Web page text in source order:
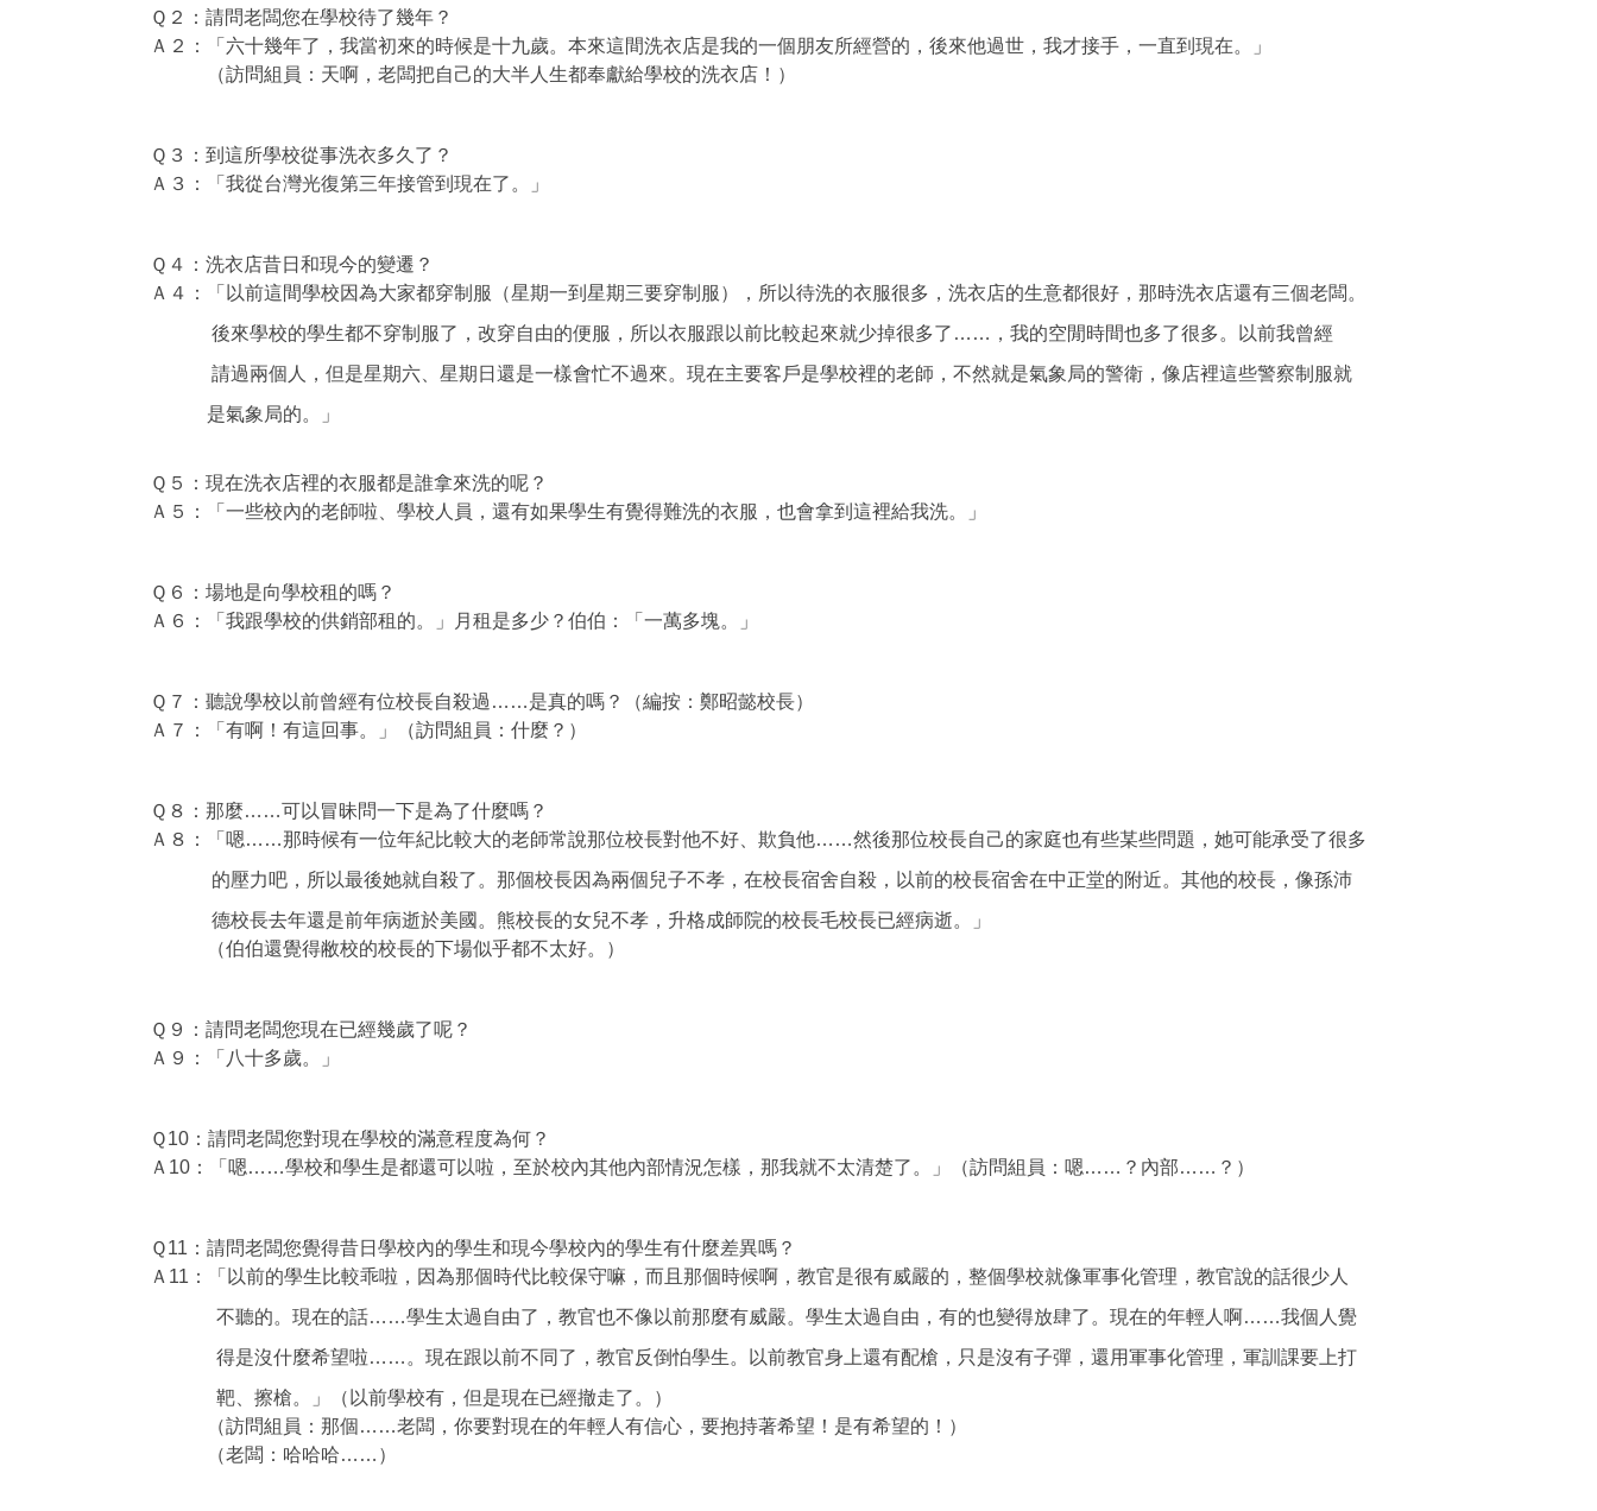
Ｑ２：請問老闆您在學校待了幾年？
Ａ２：「六十幾年了，我當初來的時候是十九歲。本來這間洗衣店是我的一個朋友所經營的，後來他過世，我才接手，一直到現在。」
（訪問組員：天啊，老闆把自己的大半人生都奉獻給學校的洗衣店！）
Ｑ３：到這所學校從事洗衣多久了？
Ａ３：「我從台灣光復第三年接管到現在了。」
Ｑ４：洗衣店昔日和現今的變遷？
Ａ４：「以前這間學校因為大家都穿制服（星期一到星期三要穿制服），所以待洗的衣服很多，洗衣店的生意都很好，那時洗衣店還有三個老闆。
後來學校的學生都不穿制服了，改穿自由的便服，所以衣服跟以前比較起來就少掉很多了……，我的空閒時間也多了很多。以前我曾經
請過兩個人，但是星期六、星期日還是一樣會忙不過來。現在主要客戶是學校裡的老師，不然就是氣象局的警衛，像店裡這些警察制服就
是氣象局的。」
Ｑ５：現在洗衣店裡的衣服都是誰拿來洗的呢？
Ａ５：「一些校內的老師啦、學校人員，還有如果學生有覺得難洗的衣服，也會拿到這裡給我洗。」
Ｑ６：場地是向學校租的嗎？
Ａ６：「我跟學校的供銷部租的。」月租是多少？伯伯：「一萬多塊。」
Ｑ７：聽說學校以前曾經有位校長自殺過……是真的嗎？（編按：鄭昭懿校長）
Ａ７：「有啊！有這回事。」（訪問組員：什麼？）
Ｑ８：那麼……可以冒昧問一下是為了什麼嗎？
Ａ８：「嗯……那時候有一位年紀比較大的老師常說那位校長對他不好、欺負他……然後那位校長自己的家庭也有些某些問題，她可能承受了很多
的壓力吧，所以最後她就自殺了。那個校長因為兩個兒子不孝，在校長宿舍自殺，以前的校長宿舍在中正堂的附近。其他的校長，像孫沛
德校長去年還是前年病逝於美國。熊校長的女兒不孝，升格成師院的校長毛校長已經病逝。」
（伯伯還覺得敝校的校長的下場似乎都不太好。）
Ｑ９：請問老闆您現在已經幾歲了呢？
Ａ９：「八十多歲。」
Ｑ10：請問老闆您對現在學校的滿意程度為何？
Ａ10：「嗯……學校和學生是都還可以啦，至於校內其他內部情況怎樣，那我就不太清楚了。」（訪問組員：嗯……？內部……？）
Ｑ11：請問老闆您覺得昔日學校內的學生和現今學校內的學生有什麼差異嗎？
Ａ11：「以前的學生比較乖啦，因為那個時代比較保守嘛，而且那個時候啊，教官是很有威嚴的，整個學校就像軍事化管理，教官說的話很少人
不聽的。現在的話……學生太過自由了，教官也不像以前那麼有威嚴。學生太過自由，有的也變得放肆了。現在的年輕人啊……我個人覺
得是沒什麼希望啦……。現在跟以前不同了，教官反倒怕學生。以前教官身上還有配槍，只是沒有子彈，還用軍事化管理，軍訓課要上打
靶、擦槍。」（以前學校有，但是現在已經撤走了。）
（訪問組員：那個……老闆，你要對現在的年輕人有信心，要抱持著希望！是有希望的！）
（老闆：哈哈哈……）